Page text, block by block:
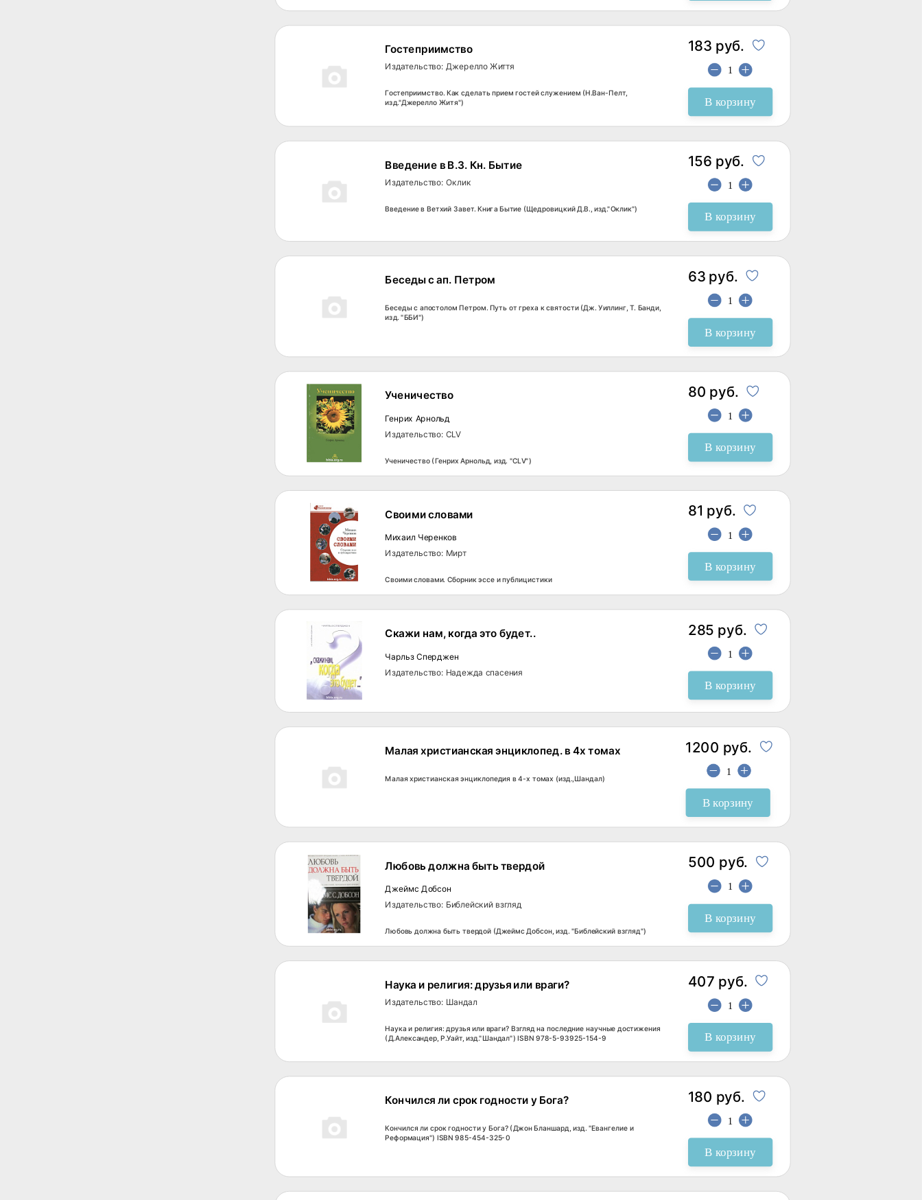
Гостеприимство
Издательство: Джерелло Життя
Гостеприимство. Как сделать прием гостей служением (Н.Ван-Пелт,
изд."Джерелло Житя")
183 руб.
В корзину
Введение в В.З. Кн. Бытие
Издательство: Оклик
Введение в Ветхий Завет. Книга Бытие (Щедровицкий Д.В., изд."Оклик")
156 руб.
В корзину
Беседы с ап. Петром
Беседы с апостолом Петром. Путь от греха к святости (Дж. Уиллинг, Т. Банди,
изд. "ББИ")
63 руб.
В корзину
Ученичество
Генрих Арнольд
Издательство: CLV
Ученичество (Генрих Арнольд, изд. "CLV")
80 руб.
В корзину
Своими словами
Михаил Черенков
Издательство: Мирт
Своими словами. Сборник эссе и публицистики
81 руб.
В корзину
Скажи нам, когда это будет..
Чарльз Сперджен
Издательство: Надежда спасения
285 руб.
В корзину
Малая христианская энциклопед. в 4х томах
Малая христианская энциклопедия в 4-х томах (изд.,Шандал)
1200 руб.
В корзину
Любовь должна быть твердой
Джеймс Добсон
Издательство: Библейский взгляд
Любовь должна быть твердой (Джеймс Добсон, изд. "Библейский взгляд")
500 руб.
В корзину
Наука и религия: друзья или враги?
Издательство: Шандал
Наука и религия: друзья или враги? Взгляд на последние научные достижения
(Д.Александер, Р.Уайт, изд."Шандал") ISBN 978-5-93925-154-9
407 руб.
В корзину
Кончился ли срок годности у Бога?
Кончился ли срок годности у Бога? (Джон Бланшард, изд. "Евангелие и
Реформация") ISBN 985-454-325-0
180 руб.
В корзину